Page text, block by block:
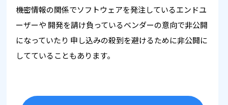
機密情報の関係でソフトウェアを発注しているエンドユ
ーザーや 開発を請け負っているベンダーの意向で非公開
になっていたり 申し込みの殺到を避けるために非公開に
してていることもあります。